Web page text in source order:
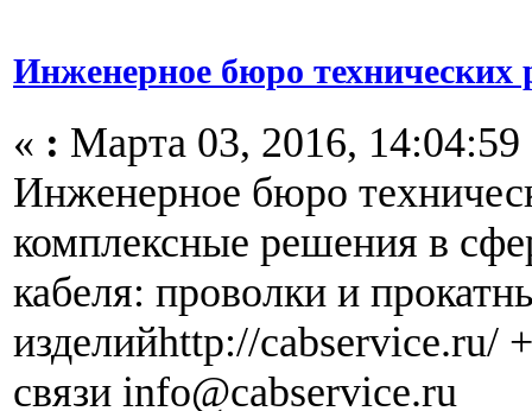
Инженерное бюро технических
« : Марта 03, 2016, 14:04:59
Инженерное бюро
комплексные решения в
кабеля: проволки и
изделийhttp://cabservice.ru/
связи info@cabservice.ru